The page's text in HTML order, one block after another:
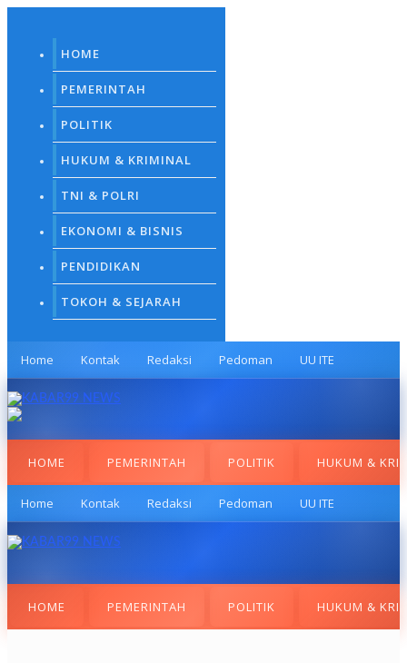
HOME
PEMERINTAH
POLITIK
HUKUM & KRIMINAL
TNI & POLRI
EKONOMI & BISNIS
PENDIDIKAN
TOKOH & SEJARAH
Home Kontak Redaksi Pedoman UU ITE
HOME PEMERINTAH POLITIK HUKUM &
Home Kontak Redaksi Pedoman UU ITE
HOME PEMERINTAH POLITIK HUKUM &